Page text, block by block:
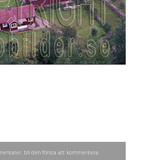
bli den första att kommentera.